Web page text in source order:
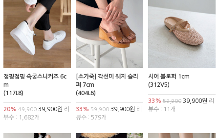
점핑점핑 속굽스니커즈 6c
m
(117L8)
20% 49,900 39,900원 리
뷰수 : 1,682개
[소가죽] 각선미 웨지 슬리
퍼 7cm
(404L6)
33% 59,90039,900원 리
뷰수 : 579개
시어 블로퍼 1cm
(312V5)
33% 59,90039,900원 리
뷰수 : 11개